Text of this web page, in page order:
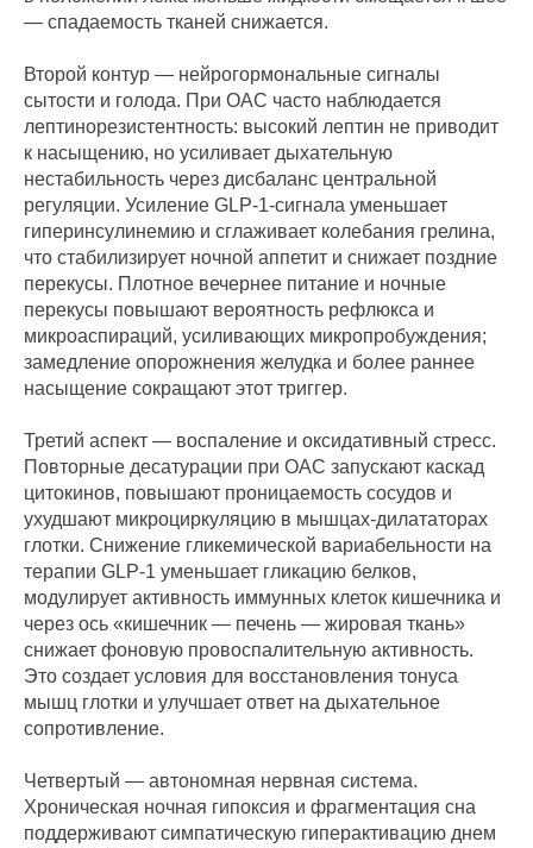
— спадаемость тканей снижается.
Второй контур — нейрогормональные сигналы
сытости и голода. При ОАС часто наблюдается
лептинорезистентность: высокий лептин не приводит
к насыщению, но усиливает дыхательную
нестабильность через дисбаланс центральной
регуляции. Усиление GLP‑1‑сигнала уменьшает
гиперинсулинемию и сглаживает колебания грелина,
что стабилизирует ночной аппетит и снижает поздние
перекусы. Плотное вечернее питание и ночные
перекусы повышают вероятность рефлюкса и
микроаспираций, усиливающих микропробуждения;
замедление опорожнения желудка и более раннее
насыщение сокращают этот триггер.
Третий аспект — воспаление и оксидативный стресс.
Повторные десатурации при ОАС запускают каскад
цитокинов, повышают проницаемость сосудов и
ухудшают микроциркуляцию в мышцах‑дилататорах
глотки. Снижение гликемической вариабельности на
терапии GLP‑1 уменьшает гликацию белков,
модулирует активность иммунных клеток кишечника и
через ось «кишечник — печень — жировая ткань»
снижает фоновую провоспалительную активность.
Это создает условия для восстановления тонуса
мышц глотки и улучшает ответ на дыхательное
сопротивление.
Четвертый — автономная нервная система.
Хроническая ночная гипоксия и фрагментация сна
поддерживают симпатическую гиперактивацию днем